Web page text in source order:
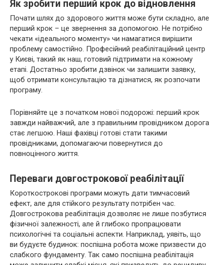
Як зробити перший крок до відновлення
Почати шлях до здорового життя може бути складно, але
перший крок – це звернення за допомогою. Не потрібно
чекати «ідеального моменту» чи намагатися вирішити
проблему самостійно. Професійний реабілітаційний центр
у Києві, такий як наш, готовий підтримати на кожному
етапі. Достатньо зробити дзвінок чи залишити заявку,
щоб отримати консультацію та дізнатися, як розпочати
програму.
Порівняйте це з початком нової подорожі: перший крок
завжди найважчий, але з правильним провідником дорога
стає легшою. Наші фахівці готові стати такими
провідниками, допомагаючи повернутися до
повноцінного життя.
Переваги довгострокової реабілітації
Короткострокові програми можуть дати тимчасовий
ефект, але для стійкого результату потрібен час.
Довгострокова реабілітація дозволяє не лише позбутися
фізичної залежності, але й глибоко пропрацювати
психологічні та соціальні аспекти. Наприклад, уявіть, що
ви будуєте будинок: поспішна робота може призвести до
слабкого фундаменту. Так само поспішна реабілітація